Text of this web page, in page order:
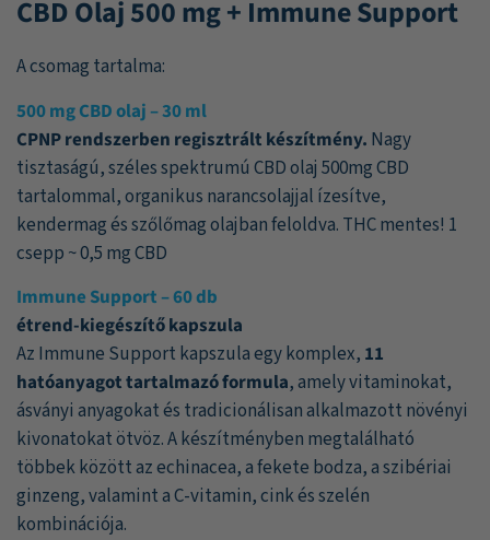
CBD Olaj 500 mg + Immune Support
A csomag tartalma:
500 mg CBD olaj – 30 ml
CPNP rendszerben regisztrált készítmény. Nagy
tisztaságú, széles spektrumú CBD olaj 500mg CBD
tartalommal, organikus narancsolajjal ízesítve,
kendermag és szőlőmag olajban feloldva. THC mentes! 1
csepp ~ 0,5 mg CBD
Immune Support – 60 db
étrend-kiegészítő kapszula
Az Immune Support kapszula egy komplex, 11
hatóanyagot tartalmazó formula, amely vitaminokat,
ásványi anyagokat és tradicionálisan alkalmazott növényi
kivonatokat ötvöz. A készítményben megtalálható
többek között az echinacea, a fekete bodza, a szibériai
ginzeng, valamint a C-vitamin, cink és szelén
kombinációja.